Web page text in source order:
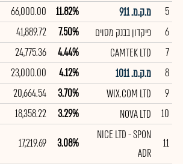
5
מ.ק.מ. 911 11.82%
66,000.00
6
פיקדון בבנק מסוים 7.50%
41,889.72
7
CAMTEK LTD
4.44%
24,775.36
8
מ.ק.מ. 1011 4.12%
23,000.00
9
WIX.COM LTD
3.70%
20,664.54
10
NOVA LTD
3.29%
18,358.22
11
NICE LTD - SPON
ADR
3.08%
17,219.69